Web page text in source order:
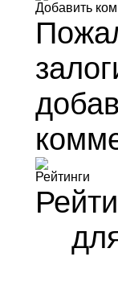
Добавить
Рейтинги